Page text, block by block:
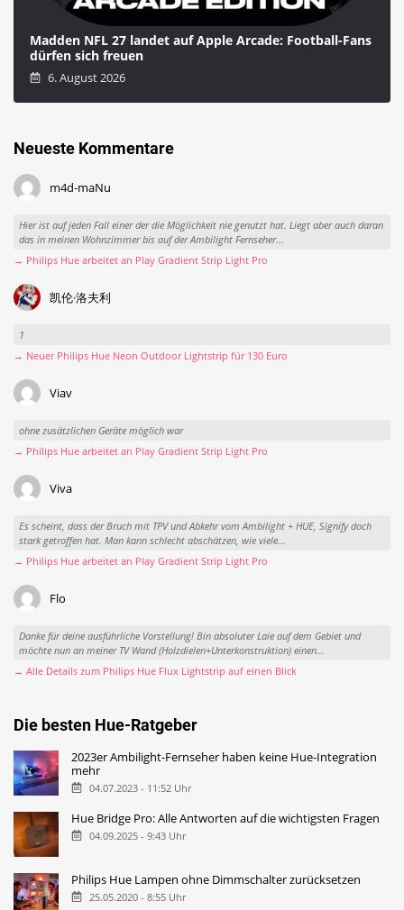
Madden NFL 27 landet auf Apple Arcade: Football-Fans
dürfen sich freuen
6. August 2026
Neueste Kommentare
m4d-maNu
Hier ist auf jeden Fall einer der die Möglichkeit nie genutzt hat. Liegt aber auch daran
das in meinen Wohnzimmer bis auf der Ambilight Fernseher...
→ Philips Hue arbeitet an Play Gradient Strip Light Pro
凯伦·洛夫利
1
→ Neuer Philips Hue Neon Outdoor Lightstrip für 130 Euro
Viav
ohne zusätzlichen Geräte möglich war
→ Philips Hue arbeitet an Play Gradient Strip Light Pro
Viva
Es scheint, dass der Bruch mit TPV und Abkehr vom Ambilight + HUE, Signify doch
stark getroffen hat. Man kann schlecht abschätzen, wie viele...
→ Philips Hue arbeitet an Play Gradient Strip Light Pro
Flo
Danke für deine ausführliche Vorstellung! Bin absoluter Laie auf dem Gebiet und
möchte nun an meiner TV Wand (Holzdielen+Unterkonstruktion) einen...
→ Alle Details zum Philips Hue Flux Lightstrip auf einen Blick
Die besten Hue-Ratgeber
2023er Ambilight-Fernseher haben keine Hue-Integration
mehr
04.07.2023 - 11:52 Uhr
Hue Bridge Pro: Alle Antworten auf die wichtigsten Fragen
04.09.2025 - 9:43 Uhr
Philips Hue Lampen ohne Dimmschalter zurücksetzen
25.05.2020 - 8:55 Uhr